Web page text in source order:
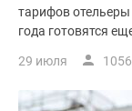
тарифов
года готовятся
29 июля